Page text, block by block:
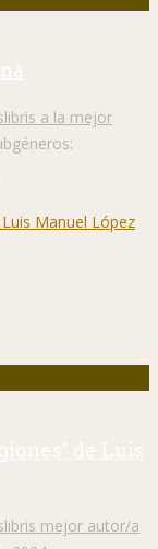
a la mejor
de Luis
mejor autor/a